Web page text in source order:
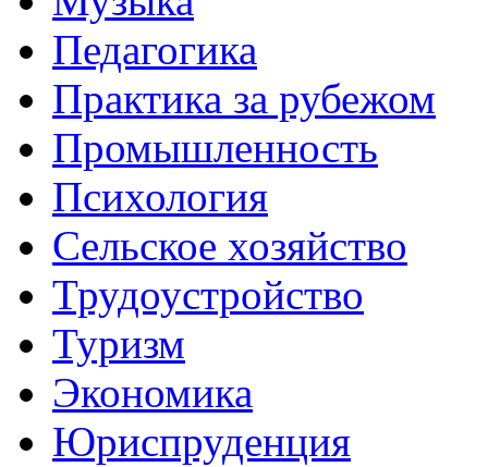
Педагогика
Практика за рубежом
Промышленность
Психология
Сельское хозяйство
Трудоустройство
Туризм
Экономика
Юриспруденция